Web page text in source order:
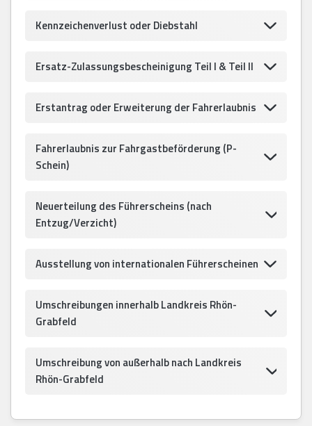
Kennzeichenverlust oder Diebstahl
Ersatz-Zulassungsbescheinigung Teil I & Teil II
Erstantrag oder Erweiterung der Fahrerlaubnis
Fahrerlaubnis zur Fahrgastbeförderung (P-
Schein)
Neuerteilung des Führerscheins (nach
Entzug/Verzicht)
Ausstellung von internationalen Führerscheinen
Umschreibungen innerhalb Landkreis Rhön-
Grabfeld
Umschreibung von außerhalb nach Landkreis
Rhön-Grabfeld